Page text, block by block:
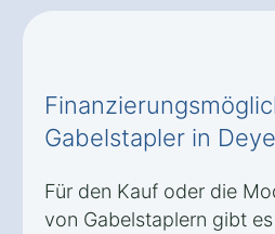
Gabelstapler in
Für den Kauf oder die
von Gabelstaplern gibt